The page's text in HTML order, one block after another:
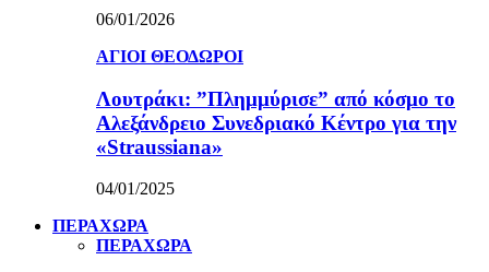
06/01/2026
ΑΓΙΟΙ ΘΕΟΔΩΡΟΙ
Λουτράκι: ”Πλημμύρισε” από κόσμο το
Αλεξάνδρειο Συνεδριακό Κέντρο για την
«Straussiana»
04/01/2025
ΠΕΡΑΧΩΡΑ
ΠΕΡΑΧΩΡΑ